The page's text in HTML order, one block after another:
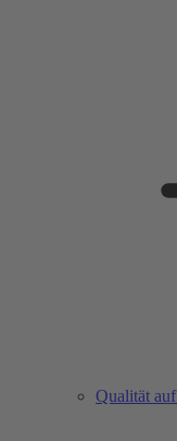
Qualität